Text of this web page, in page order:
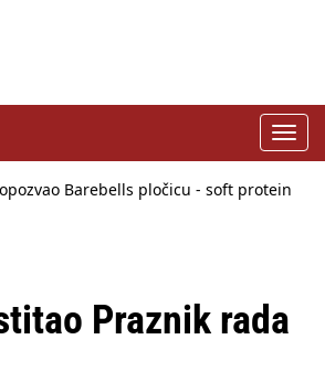
Barebells pločicu - soft protein
tužbama
i odnosilo se na HDZ
plaća od inflacije, Ćorić pregovore
Hrvatska ima 3,6 milijuna birača
na željezničkim prijelazima
Praznik rada